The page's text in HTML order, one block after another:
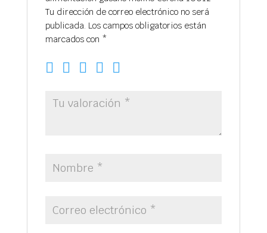
Tu dirección de correo electrónico no será
publicada. Los campos obligatorios están
marcados con *